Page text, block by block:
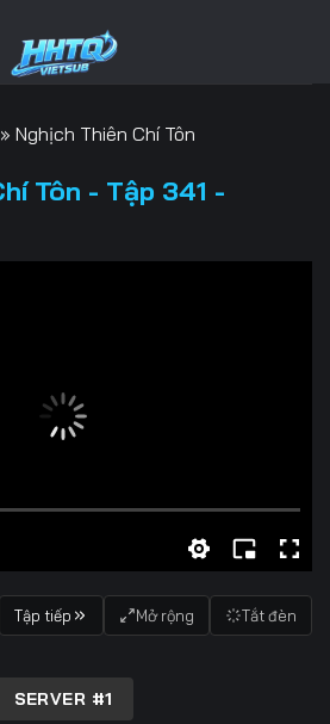
» Nghịch Thiên Chí Tôn
Tôn - Tập 341 -
Tập tiếp Mở rộng Tắt đèn
SERVER #1